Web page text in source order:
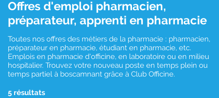
Offres d'emploi pharmacien,
préparateur, apprenti en pharmacie
Toutes nos offres des métiers de la pharmacie : pharmacien,
préparateur en pharmacie, étudiant en pharmacie, etc.
Emplois en pharmacie d'officine, en laboratoire ou en milieu
hospitalier. Trouvez votre nouveau poste en temps plein ou
temps partiel à boscamnant grâce à Club Officine.
5 résultats